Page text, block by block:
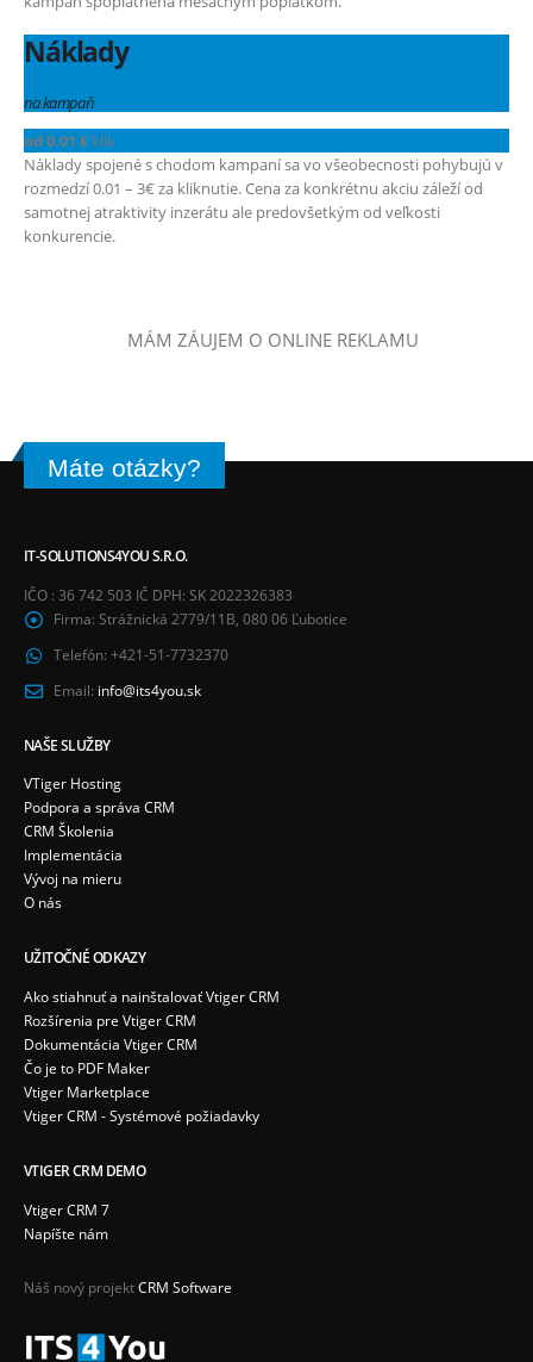
Náklady
na kampaň
od 0.01 € klik
Náklady spojené s chodom kampaní sa vo všeobecnosti pohybujú v
rozmedzí 0.01 – 3€ za kliknutie. Cena za konkrétnu akciu záleží od
samotnej atraktivity inzerátu ale predovšetkým od veľkosti
konkurencie.
MÁM ZÁUJEM O ONLINE REKLAMU
Máte otázky?
IT-SOLUTIONS4YOU S.R.O.
IČO : 36 742 503 IČ DPH: SK 2022326383
Firma: Strážnická 2779/11B, 080 06 Ľubotice
Telefón: +421-51-7732370
Email: info@its4you.sk
NAŠE SLUŽBY
VTiger Hosting
Podpora a správa CRM
CRM Školenia
Implementácia
Vývoj na mieru
O nás
UŽITOČNÉ ODKAZY
Ako stiahnuť a nainštalovať Vtiger CRM
Rozšírenia pre Vtiger CRM
Dokumentácia Vtiger CRM
Čo je to PDF Maker
Vtiger Marketplace
Vtiger CRM - Systémové požiadavky
VTIGER CRM DEMO
Vtiger CRM 7
Napíšte nám
Náš nový projektCRM Software